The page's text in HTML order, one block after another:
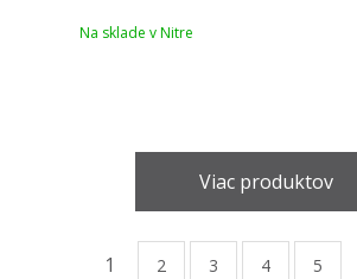
Na sklade v Nitre
Viac produktov
1 2 3 4 5